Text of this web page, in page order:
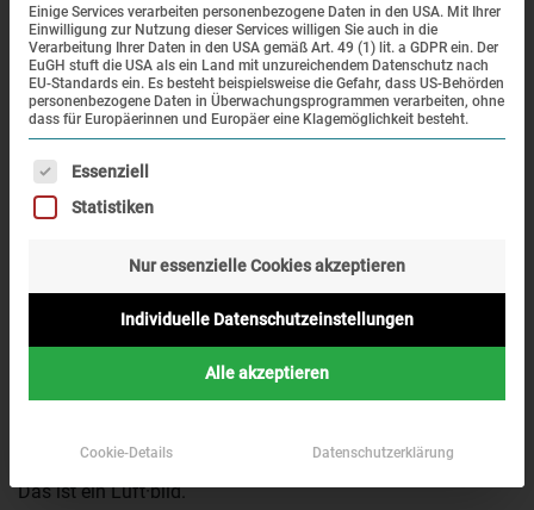
Und die KZ-Gedenk·stätte heute
Die Luft·bilder im Vergleich
Das KZ früher
Das ist ein Luft·bild.
Einige Services verarbeiten personenbezogene Daten in den USA. Mit Ihrer
Einwilligung zur Nutzung dieser Services willigen Sie auch in die
Verarbeitung Ihrer Daten in den USA gemäß Art. 49 (1) lit. a GDPR ein. Der
EuGH stuft die USA als ein Land mit unzureichendem Datenschutz nach
EU-Standards ein. Es besteht beispielsweise die Gefahr, dass US-Behörden
personenbezogene Daten in Überwachungsprogrammen verarbeiten, ohne
dass für Europäerinnen und Europäer eine Klagemöglichkeit besteht.
Es folgt eine Liste der Service-Gruppen, für die eine
Essenziell
Statistiken
Nur essenzielle Cookies akzeptieren
Individuelle Datenschutzeinstellungen
Alle akzeptieren
Cookie-Details Datenschutzerklärung